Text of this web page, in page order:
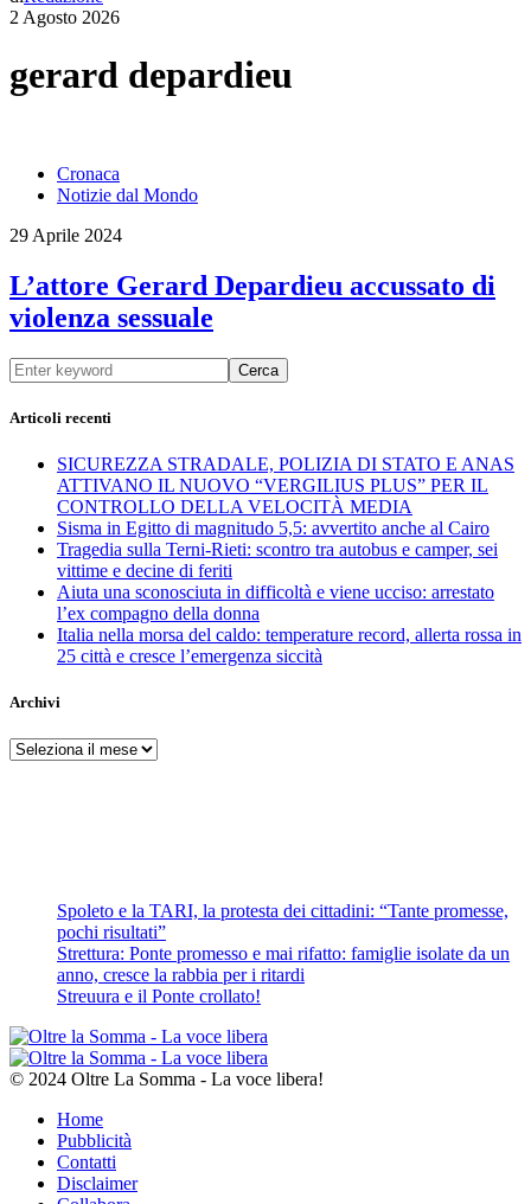
2 Agosto 2026
gerard depardieu
Cronaca
Notizie dal Mondo
29 Aprile 2024
L’attore Gerard Depardieu accussato di
violenza sessuale
Cerca
Articoli recenti
SICUREZZA STRADALE, POLIZIA DI STATO E ANAS
ATTIVANO IL NUOVO “VERGILIUS PLUS” PER IL
CONTROLLO DELLA VELOCITÀ MEDIA
Sisma in Egitto di magnitudo 5,5: avvertito anche al Cairo
Tragedia sulla Terni-Rieti: scontro tra autobus e camper, sei
vittime e decine di feriti
Aiuta una sconosciuta in difficoltà e viene ucciso: arrestato
l’ex compagno della donna
Italia nella morsa del caldo: temperature record, allerta rossa in
25 città e cresce l’emergenza siccità
Archivi
Archivi
Spoleto e la TARI, la protesta dei cittadini: “Tante promesse,
pochi risultati”
Strettura: Ponte promesso e mai rifatto: famiglie isolate da un
anno, cresce la rabbia per i ritardi
Streuura e il Ponte crollato!
© 2024 Oltre La Somma - La voce libera!
Home
Pubblicità
Contatti
Disclaimer